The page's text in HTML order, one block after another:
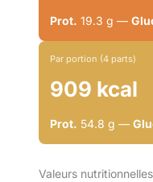
Prot. 19.3 g —
Par portion (4 parts)
909 kcal
Prot. 54.8 g —
Valeurs